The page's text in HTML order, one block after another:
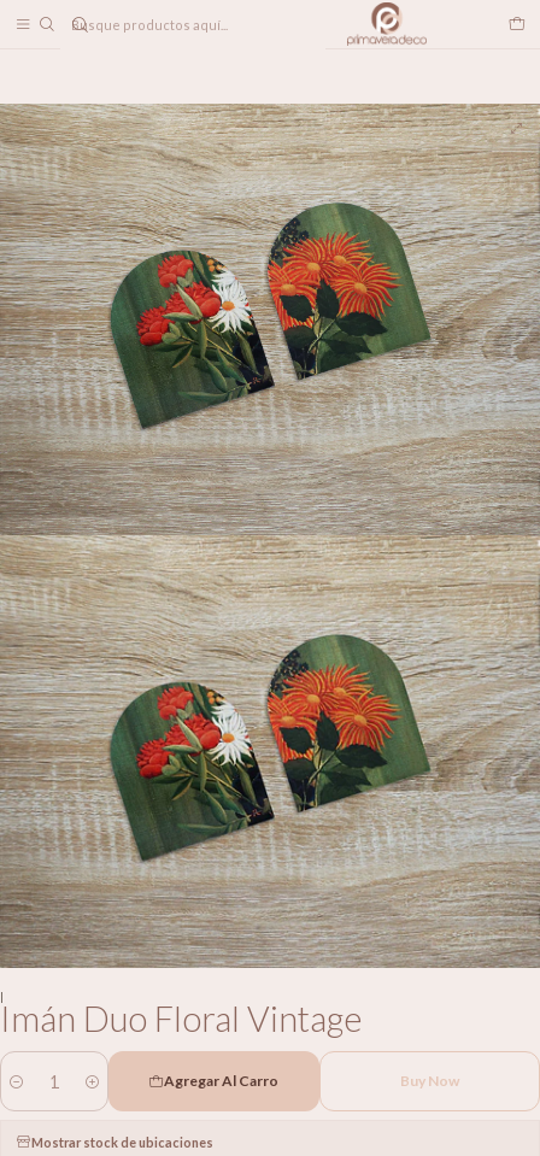
LINEA DECO Magnéticos Imán Duo Floral Vintage
|
Imán Duo Floral Vintage
Cantidad
Agregar Al Carro Buy Now
Mostrar stock de ubicaciones